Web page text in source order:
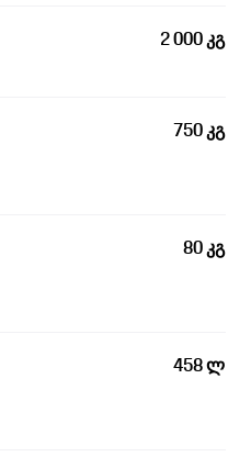
2 000 კგ
750 კგ
80 კგ
458 ლ